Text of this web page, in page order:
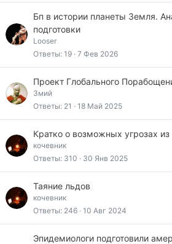
Бп в истории планеты Земля.
подготовки
Looser
Ответы 19 7 Фев 2026
Проект Глобального
Змий
Ответы 21 18 Май 2025
Кратко о возможных угрозах
кочевник
Ответы 310 30 Янв 2025
Таяние льдов
кочевник
Ответы 246 10 Авг 2024
Эпидемиологи подготовили